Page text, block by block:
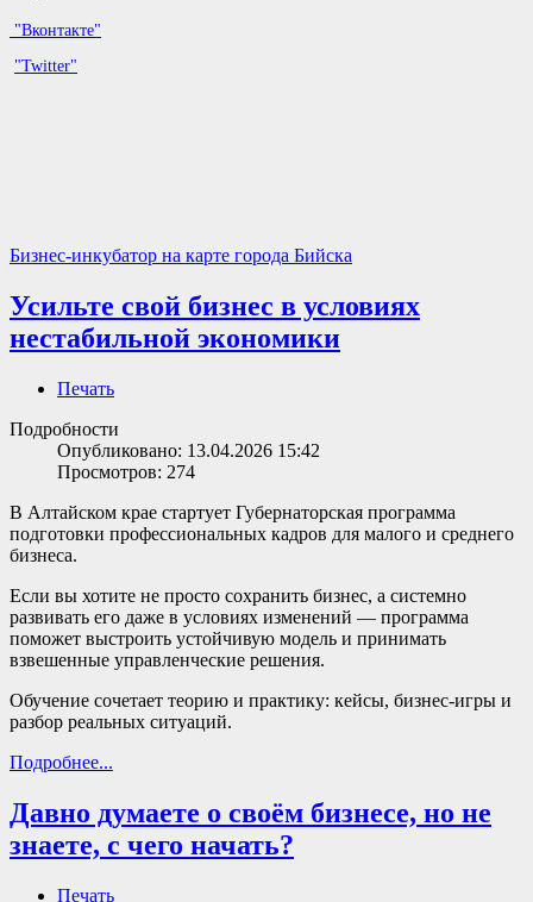
"Вконтакте"
"Twitter"
Бизнес-инкубатор на карте города Бийска
Усильте свой бизнес в условиях
нестабильной экономики
Печать
Подробности
Опубликовано: 13.04.2026 15:42
Просмотров: 274
В Алтайском крае стартует Губернаторская программа
подготовки профессиональных кадров для малого и среднего
бизнеса.
Если вы хотите не просто сохранить бизнес, а системно
развивать его даже в условиях изменений — программа
поможет выстроить устойчивую модель и принимать
взвешенные управленческие решения.
Обучение сочетает теорию и практику: кейсы, бизнес-игры и
разбор реальных ситуаций.
Подробнее...
Давно думаете о своём бизнесе, но не
знаете, с чего начать?
Печать